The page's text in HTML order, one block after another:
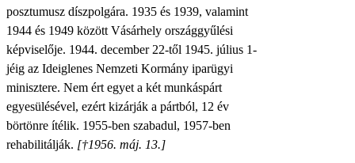
posztumusz díszpolgára. 1935 és 1939, valamint
1944 és 1949 között Vásárhely országgyűlési
képviselője. 1944. december 22-től 1945. július 1-
jéig az Ideiglenes Nemzeti Kormány iparügyi
minisztere. Nem ért egyet a két munkáspárt
egyesülésével, ezért kizárják a pártból, 12 év
börtönre ítélik. 1955-ben szabadul, 1957-ben
rehabilitálják. [†1956. máj. 13.]